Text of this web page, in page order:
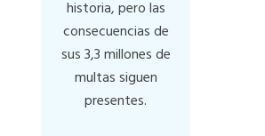
historia, pero las
consecuencias de
sus 3,3 millones de
multas siguen
presentes.